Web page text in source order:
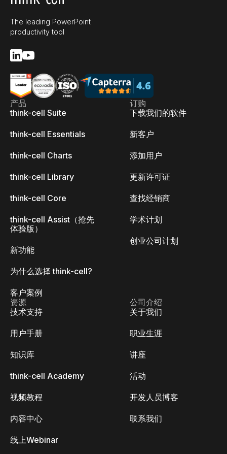
The leading PowerPoint
productivity tool
产品
think-cell Suite
think-cell Essentials
think-cell Charts
think-cell Library
think-cell Core
think-cell Assist（抢先
体验版）
新功能
为什么选择 think-cell?
客户案例
订购
下载我们的软件
新客户
添加用户
更新许可证
查找经销商
学术计划
创业公司计划
资源
技术支持
用户手册
知识库
think-cell Academy
视频教程
内容中心
线上Webinar
公司介绍
关于我们
职业生涯
讲座
活动
开发人员博客
联系我们